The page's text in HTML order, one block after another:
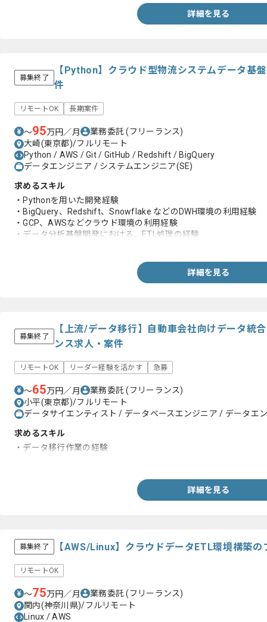
詳細を見る
募集終了
【Python】クラウド型物流システムデータ基
件
リモートOK 長期案件
〜95万円／月 業務委託(フリーランス)
大崎(東京都)/フルリモート
Python / AWS / Git / GitHub / Redshift / BigQuery
データエンジニア / システムエンジニア(SE)
求めるスキル
・Pythonを用いた開発経験
・BigQuery、Redshift、Snowflake などのDWH環境の利用経験
・GCP、AWSなどクラウド環境の利用経験
・データ分析基盤開発における、ETL処理の経験
詳細を見る
募集終了
【上流/データ移行】自動車会社向けデータ統
ンス求人・案件
リモートOK リーダー経験を活かす 急募
〜65万円／月 業務委託(フリーランス)
小平(東京都)/フルリモート
データサイエンティスト / データベースエンジニア / データエ
求めるスキル
・データ移行作業の経験
詳細を見る
募集終了 【AWS/Linux】クラウドデータETL環境構築
リモートOK
〜75万円／月 業務委託(フリーランス)
関内(神奈川県)/フルリモート
Linux / AWS